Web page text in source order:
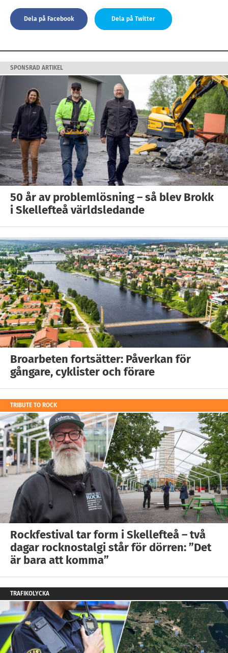
Dela på Facebook Dela på Twitter
SPONSRAD ARTIKEL
50 år av problemlösning – så blev Brokk
i Skellefteå världsledande
Broarbeten fortsätter: Påverkan för
gångare, cyklister och förare
TRIBUTE TO ROCK
Rockfestival tar form i Skellefteå – två
dagar rocknostalgi står för dörren: ”Det
är bara att komma”
TRAFIKOLYCKA